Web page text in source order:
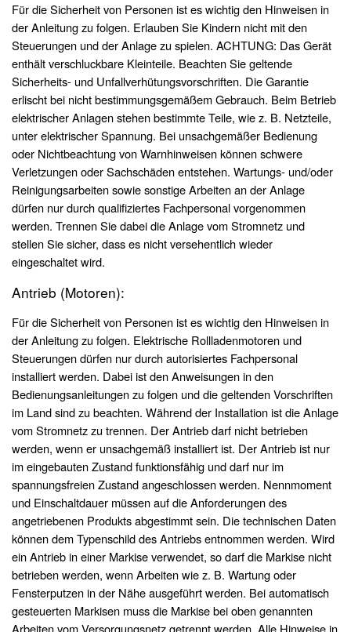
Für die Sicherheit von Personen ist es wichtig den Hinweisen in
der Anleitung zu folgen. Erlauben Sie Kindern nicht mit den
Steuerungen und der Anlage zu spielen. ACHTUNG: Das Gerät
enthält verschluckbare Kleinteile. Beachten Sie geltende
Sicherheits- und Unfallverhütungsvorschriften. Die Garantie
erlischt bei nicht bestimmungsgemäßem Gebrauch. Beim Betrieb
elektrischer Anlagen stehen bestimmte Teile, wie z. B. Netzteile,
unter elektrischer Spannung. Bei unsachgemäßer Bedienung
oder Nichtbeachtung von Warnhinweisen können schwere
Verletzungen oder Sachschäden entstehen. Wartungs- und/oder
Reinigungsarbeiten sowie sonstige Arbeiten an der Anlage
dürfen nur durch qualifiziertes Fachpersonal vorgenommen
werden. Trennen Sie dabei die Anlage vom Stromnetz und
stellen Sie sicher, dass es nicht versehentlich wieder
eingeschaltet wird.
Antrieb (Motoren):
Für die Sicherheit von Personen ist es wichtig den Hinweisen in
der Anleitung zu folgen. Elektrische Rollladenmotoren und
Steuerungen dürfen nur durch autorisiertes Fachpersonal
installiert werden. Dabei ist den Anweisungen in den
Bedienungsanleitungen zu folgen und die geltenden Vorschriften
im Land sind zu beachten. Während der Installation ist die Anlage
vom Stromnetz zu trennen. Der Antrieb darf nicht betrieben
werden, wenn er unsachgemäß installiert ist. Der Antrieb ist nur
im eingebauten Zustand funktionsfähig und darf nur im
spannungsfreien Zustand angeschlossen werden. Nennmoment
und Einschaltdauer müssen auf die Anforderungen des
angetriebenen Produkts abgestimmt sein. Die technischen Daten
können dem Typenschild des Antriebs entnommen werden. Wird
ein Antrieb in einer Markise verwendet, so darf die Markise nicht
betrieben werden, wenn Arbeiten wie z. B. Wartung oder
Fensterputzen in der Nähe ausgeführt werden. Bei automatisch
gesteuerten Markisen muss die Markise bei oben genannten
Arbeiten vom Versorgungsnetz getrennt werden. Alle Hinweise in